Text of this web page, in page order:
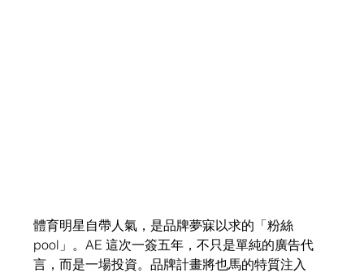
體育明星自帶人氣，是品牌夢寐以求的「粉絲
pool」。AE 這次一簽五年，不只是單純的廣告代
言，而是一場投資。品牌計畫將也馬的特質注入